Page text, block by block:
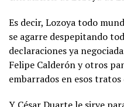
Es decir, Lozoya todo
se agarre despepitando
declaraciones ya
Felipe Calderón y otros
embarrados en esos